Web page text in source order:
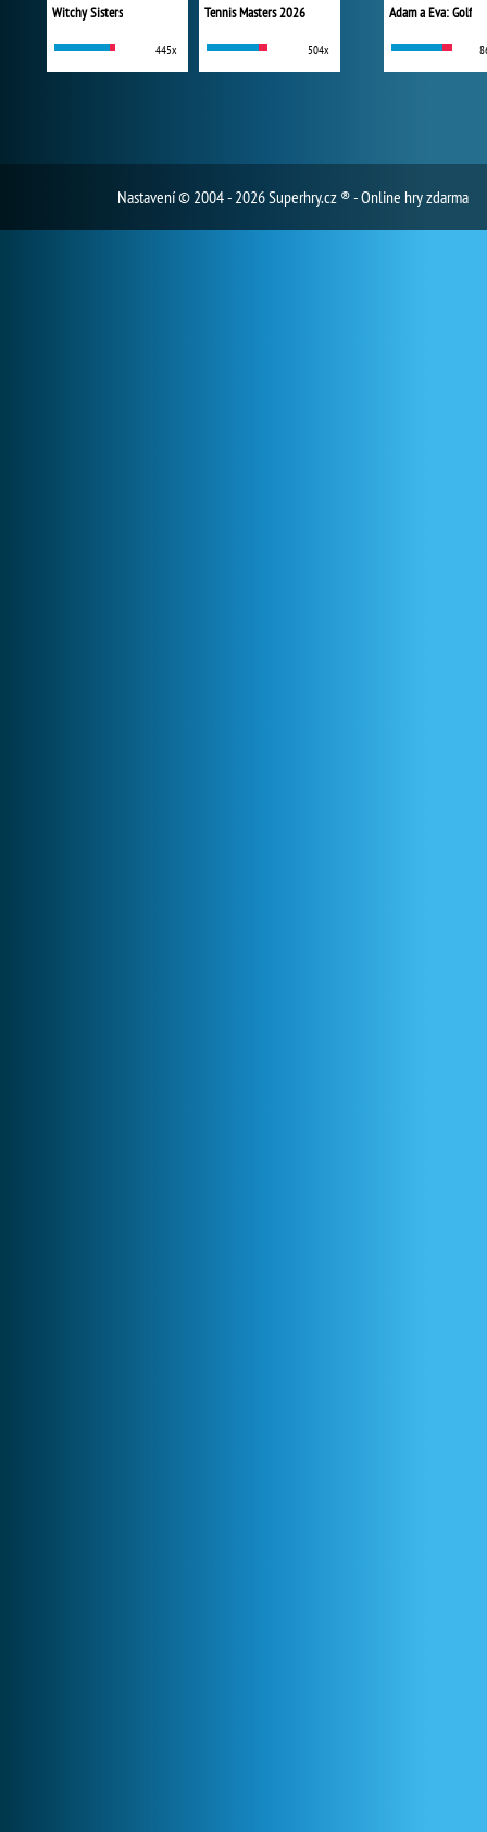
Witchy Sisters
445x
Tennis Masters 2026
504x
Adam a Eva: Golf
Nastavení© 2004 - 2026 Superhry.cz ® - Online hry zdarma